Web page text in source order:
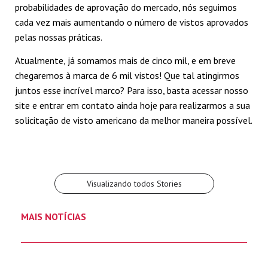
probabilidades de aprovação do mercado, nós seguimos
cada vez mais aumentando o número de vistos aprovados
pelas nossas práticas.
Atualmente, já somamos mais de cinco mil, e em breve
chegaremos à marca de 6 mil vistos! Que tal atingirmos
juntos esse incrível marco? Para isso, basta acessar nosso
site e entrar em contato ainda hoje para realizarmos a sua
solicitação de visto americano da melhor maneira possível.
Passos para solicitar
Visto Mexicano
urgente!
Não perca o prazo
para agendar o visto
mexicano! Saiba mais
Quais são os
documentos para
Conhecendo os
passos sobre como
Entendendo como
funciona o
Visualizando todos Stories
MAIS NOTÍCIAS